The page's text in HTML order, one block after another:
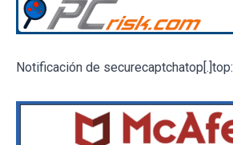
Notificación de securecaptchatop[.]top: